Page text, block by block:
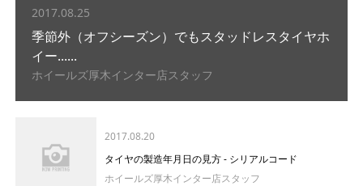
2017.08.25
季節外（オフシーズン）でもスタッドレスタイヤホ
イー......
ホイールズ厚木インター店スタッフ
2017.08.20
タイヤの製造年月日の見方 - シリアルコード
ホイールズ厚木インター店スタッフ